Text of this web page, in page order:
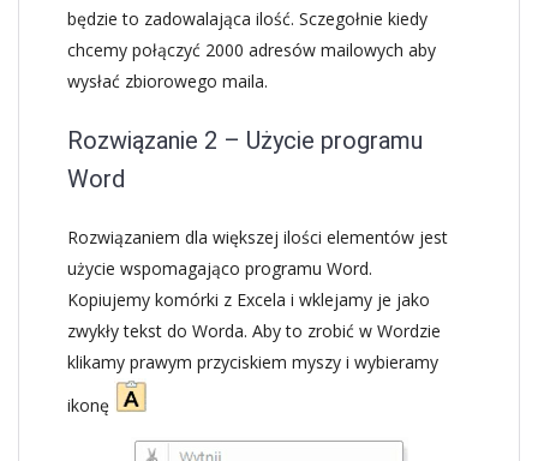
będzie to zadowalająca ilość. Sczegołnie kiedy
chcemy połączyć 2000 adresów mailowych aby
wysłać zbiorowego maila.
Rozwiązanie 2 – Użycie programu
Word
Rozwiązaniem dla większej ilości elementów jest
użycie wspomagająco programu Word.
Kopiujemy komórki z Excela i wklejamy je jako
zwykły tekst do Worda. Aby to zrobić w Wordzie
klikamy prawym przyciskiem myszy i wybieramy
ikonę